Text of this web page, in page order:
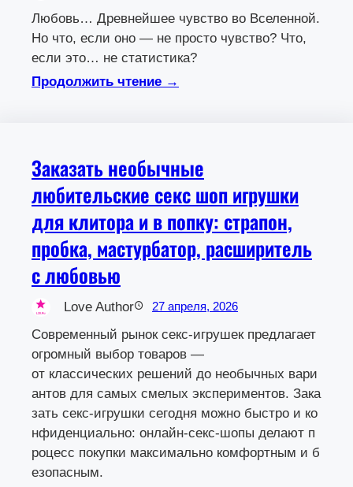
Любовь… Древнейшее чувство во Вселенной.
Но что, если оно — не просто чувство? Что,
если это… не статистика?
Продолжить чтение →
Заказать необычные
любительские секс шоп игрушки
для клитора и в попку: страпон,
пробка, мастурбатор, расширитель
с любовью
Love Author 27 апреля, 2026
Современный рынок секс‑игрушек предлагает
огромный выбор товаров —
от классических решений до необычных вари
антов для самых смелых экспериментов. Зака
зать секс‑игрушки сегодня можно быстро и ко
нфиденциально: онлайн‑секс‑шопы делают п
роцесс покупки максимально комфортным и б
езопасным.